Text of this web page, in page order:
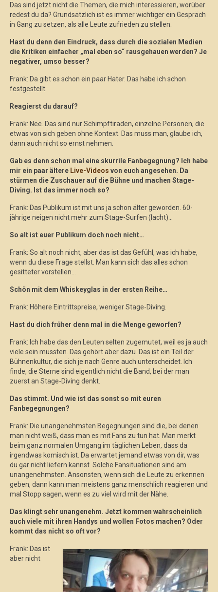
Das sind jetzt nicht die Themen, die mich interessieren, worüber
redest du da? Grundsätzlich ist es immer wichtiger ein Gespräch
in Gang zu setzen, als alle Leute zufrieden zu stellen.
Hast du denn den Eindruck, dass durch die sozialen Medien
die Kritiken einfacher „mal eben so“ rausgehauen werden? Je
negativer, umso besser?
Frank: Da gibt es schon ein paar Hater. Das habe ich schon
festgestellt.
Reagierst du darauf?
Frank: Nee. Das sind nur Schimpftiraden, einzelne Personen, die
etwas von sich geben ohne Kontext. Das muss man, glaube ich,
dann auch nicht so ernst nehmen.
Gab es denn schon mal eine skurrile Fanbegegnung? Ich habe
mir ein paar ältere Live-Videos von euch angesehen. Da
stürmen die Zuschauer auf die Bühne und machen Stage-
Diving. Ist das immer noch so?
Frank: Das Publikum ist mit uns ja schon älter geworden. 60-
jährige neigen nicht mehr zum Stage-Surfen (lacht)…
So alt ist euer Publikum doch noch nicht…
Frank: So alt noch nicht, aber das ist das Gefühl, was ich habe,
wenn du diese Frage stellst. Man kann sich das alles schon
gesitteter vorstellen…
Schön mit dem Whiskeyglas in der ersten Reihe…
Frank: Höhere Eintrittspreise, weniger Stage-Diving.
Hast du dich früher denn mal in die Menge geworfen?
Frank: Ich habe das den Leuten selten zugemutet, weil es ja auch
viele sein mussten. Das gehört aber dazu. Das ist ein Teil der
Bühnenkultur, die sich je nach Genre auch unterscheidet. Ich
finde, die Sterne sind eigentlich nicht die Band, bei der man
zuerst an Stage-Diving denkt.
Das stimmt. Und wie ist das sonst so mit euren
Fanbegegnungen?
Frank: Die unangenehmsten Begegnungen sind die, bei denen
man nicht weiß, dass man es mit Fans zu tun hat. Man merkt
beim ganz normalen Umgang im täglichen Leben, dass da
irgendwas komisch ist. Da erwartet jemand etwas von dir, was
du gar nicht liefern kannst. Solche Fansituationen sind am
unangenehmsten. Ansonsten, wenn sich die Leute zu erkennen
geben, dann kann man meistens ganz menschlich reagieren und
mal Stopp sagen, wenn es zu viel wird mit der Nähe.
Das klingt sehr unangenehm. Jetzt kommen wahrscheinlich
auch viele mit ihren Handys und wollen Fotos machen? Oder
kommt das nicht so oft vor?
Frank: Das ist
aber nicht